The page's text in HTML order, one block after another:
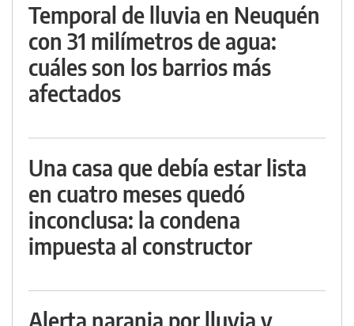
Temporal de lluvia en Neuquén
con 31 milímetros de agua:
cuáles son los barrios más
afectados
Una casa que debía estar lista
en cuatro meses quedó
inconclusa: la condena
impuesta al constructor
Alerta naranja por lluvia y